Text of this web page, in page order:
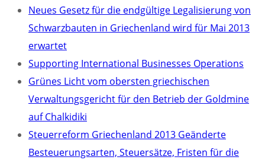
Neues Gesetz für die endgültige Legalisierung von
Schwarzbauten in Griechenland wird für Mai 2013
erwartet
Supporting International Businesses Operations
Grünes Licht vom obersten griechischen
Verwaltungsgericht für den Betrieb der Goldmine
auf Chalkidiki
Steuerreform Griechenland 2013 Geänderte
Besteuerungsarten, Steuersätze, Fristen für die